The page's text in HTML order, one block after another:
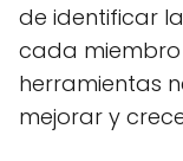
de identificar
cada
herramientas
mejorar y